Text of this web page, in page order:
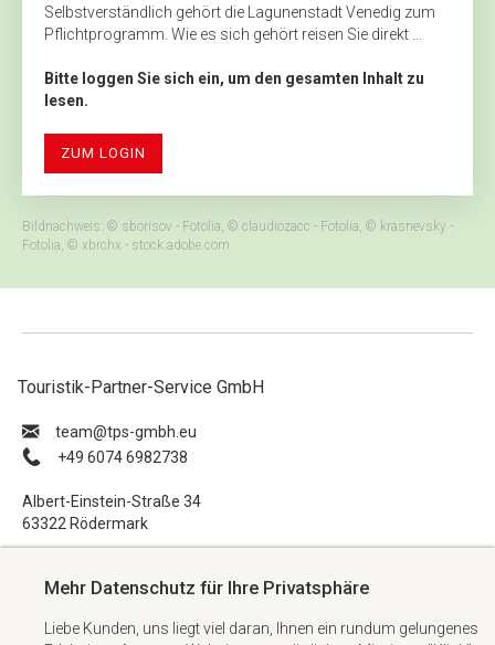
Selbstverständlich gehört die Lagunenstadt Venedig zum
Pflichtprogramm. Wie es sich gehört reisen Sie direkt ...
Bitte loggen Sie sich ein, um den gesamten Inhalt zu
lesen.
ZUM LOGIN
Bildnachweis: © sborisov - Fotolia, © claudiozacc - Fotolia, © krasnevsky -
Fotolia, © xbrchx - stock.adobe.com
Touristik-Partner-Service GmbH
ue.hbmg-spt@maet
+49 6074 6982738
Albert-Einstein-Straße 34
63322 Rödermark
Impressum
AGB
Mehr Datenschutz für Ihre Privatsphäre
Liebe Kunden, uns liegt viel daran, Ihnen ein rundum gelungenes